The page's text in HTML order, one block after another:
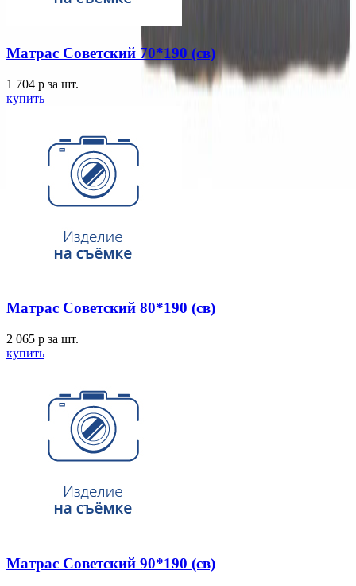
Матрас Советский 70*190 (св)
1 704 p за шт.
купить
Матрас Советский 80*190 (св)
2 065 p за шт.
купить
Матрас Советский 90*190 (св)